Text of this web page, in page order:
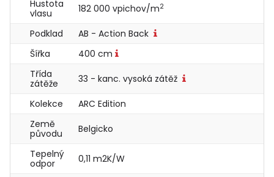
Hustota
vlasu
182 000 vpichov/m2
Podklad
AB - Action Back
Šířka
400 cm
Třída
zátěže
33 - kanc. vysoká zátěž
Kolekce
ARC Edition
Země
původu
Belgicko
Tepelný
odpor
0,11 m2K/W